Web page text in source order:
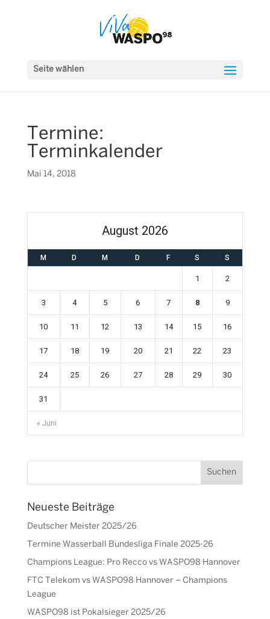
Seite wählen
Termine:
Terminkalender
Mai 14, 2018
August 2026
M D M D F S S
« Juni
1 2
3 4 5 6 7 8 9
10 11 12 13 14 15 16
17 18 19 20 21 22 23
24 25 26 27 28 29 30
31
Neueste Beiträge
Deutscher Meister 2025/26
Termine Wasserball Bundesliga Finale 2025-26
Champions League: Pro Recco vs WASPO98 Hannover
FTC Telekom vs WASPO98 Hannover – Champions
League
WASPO98 ist Pokalsieger 2025/26